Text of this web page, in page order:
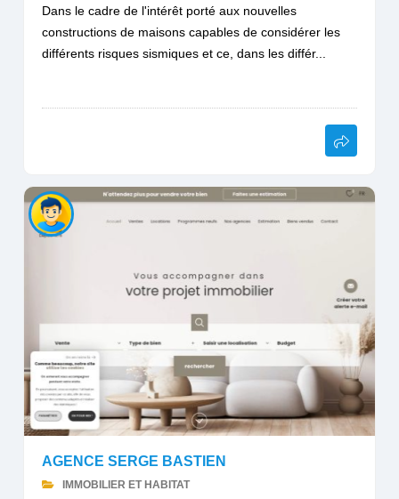
Dans le cadre de l'intérêt porté aux nouvelles
constructions de maisons capables de considérer les
différents risques sismiques et ce, dans les différ...
AGENCE SERGE BASTIEN
IMMOBILIER ET HABITAT